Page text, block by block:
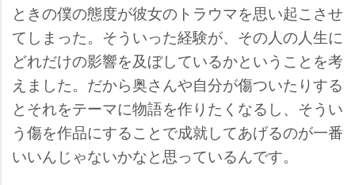
ときの僕の態度が彼女のトラウマを思い起こさせ
てしまった。そういった経験が、その人の人生に
どれだけの影響を及ぼしているかということを考
えました。だから奥さんや自分が傷ついたりする
とそれをテーマに物語を作りたくなるし、そうい
う傷を作品にすることで成就してあげるのが一番
いいんじゃないかなと思っているんです。